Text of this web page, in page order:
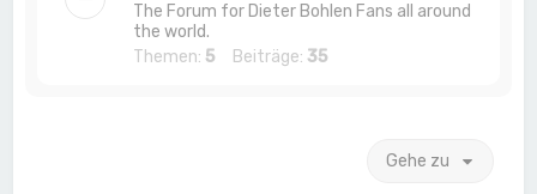
The Forum for Dieter Bohlen Fans all around
the world.
Themen: 5 Beiträge: 35
Gehe zu